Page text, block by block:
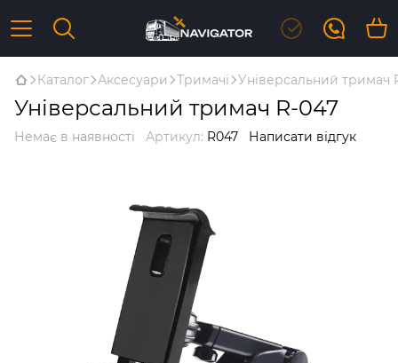
Каталог Аксесуари Тримачі Універсальний тримач
Універсальний тримач R-047
Немає в наявності Артикул: R047 Написати відгук